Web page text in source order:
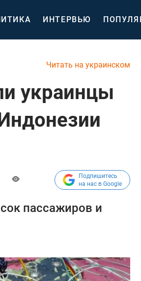
ИНТЕРВЬЮ
Читать на украинском
украинцы
Подпишитесь
на нас в Google
пассажиров и